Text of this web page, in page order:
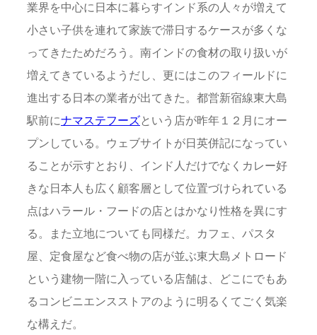
業界を中心に日本に暮らすインド系の人々が増えて
小さい子供を連れて家族で滞日するケースが多くな
ってきたためだろう。南インドの食材の取り扱いが
増えてきているようだし、更にはこのフィールドに
進出する日本の業者が出てきた。都営新宿線東大島
駅前にナマステフーズという店が昨年１２月にオー
プンしている。ウェブサイトが日英併記になってい
ることが示すとおり、インド人だけでなくカレー好
きな日本人も広く顧客層として位置づけられている
点はハラール・フードの店とはかなり性格を異にす
る。また立地についても同様だ。カフェ、パスタ
屋、定食屋など食べ物の店が並ぶ東大島メトロード
という建物一階に入っている店舗は、どこにでもあ
るコンビニエンスストアのように明るくてごく気楽
な構えだ。